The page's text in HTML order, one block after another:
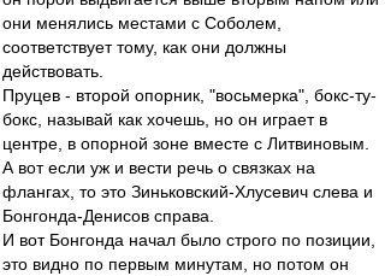
они менялись местами с Соболем,
соответствует тому, как они должны
действовать.
Пруцев - второй опорник, "восьмерка", бокс-ту-
бокс, называй как хочешь, но он играет в
центре, в опорной зоне вместе с Литвиновым.
А вот если уж и вести речь о связках на
флангах, то это Зиньковский-Хлусевич слева и
Бонгонда-Денисов справа.
И вот Бонгонда начал было строго по позиции,
это видно по первым минутам, но потом он